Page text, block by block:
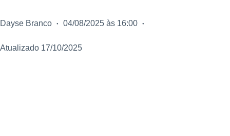
Dayse Branco 04/08/2025 às 16:00
Atualizado 17/10/2025